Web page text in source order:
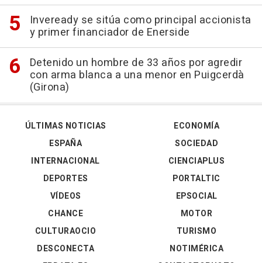
Inveready se sitúa como principal accionista
y primer financiador de Enerside
Detenido un hombre de 33 años por agredir
con arma blanca a una menor en Puigcerdà
(Girona)
ÚLTIMAS NOTICIAS
ESPAÑA
INTERNACIONAL
DEPORTES
VÍDEOS
ECONOMÍA
SOCIEDAD
CIENCIAPLUS
PORTALTIC
EPSOCIAL
CHANCE
CULTURAOCIO
DESCONECTA
MOTOR
TURISMO
NOTIMÉRICA